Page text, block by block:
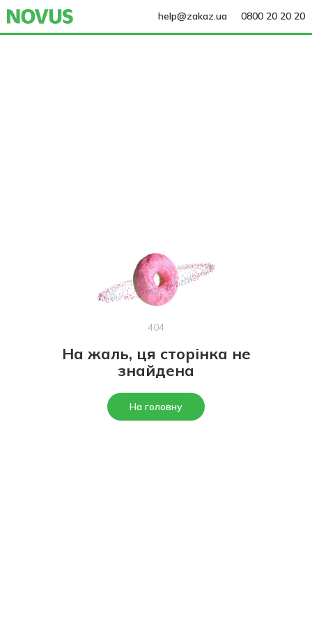
help@zakaz.ua 0800 20 20 20
404
На жаль, ця сторінка не
знайдена
На головну